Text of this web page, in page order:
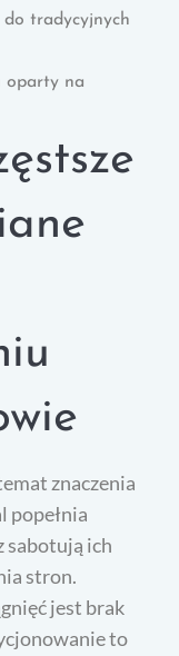
tradycyjnych
oparty na
znaczenia
popełnia
sabotują ich
stron.
jest brak
to